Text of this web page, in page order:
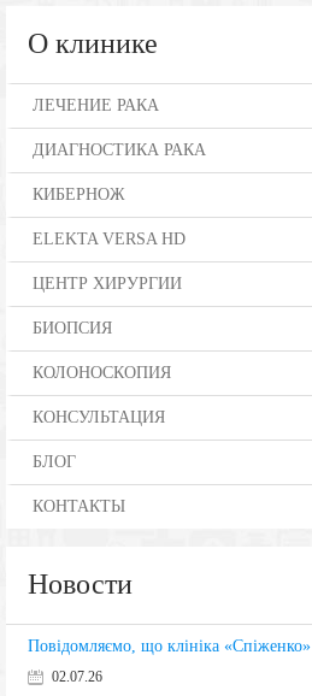
О клинике
ЛЕЧЕНИЕ РАКА
ДИАГНОСТИКА РАКА
КИБЕРНОЖ
ELEKTA VERSA HD
ЦЕНТР ХИРУРГИИ
БИОПСИЯ
КОЛОНОСКОПИЯ
КОНСУЛЬТАЦИЯ
БЛОГ
КОНТАКТЫ
Новости
Повідомляємо, що клініка «Спіженко»
02.07.26